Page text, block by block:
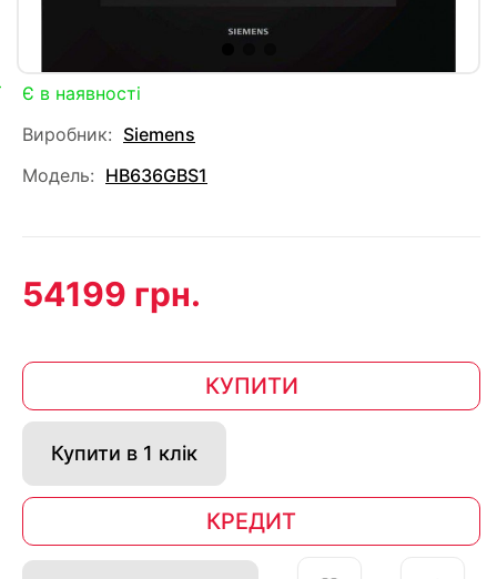
Є в наявності
Виробник: Siemens
Модель: HB636GBS1
54199 грн.
КУПИТИ
Купити в 1 клік
КРЕДИТ